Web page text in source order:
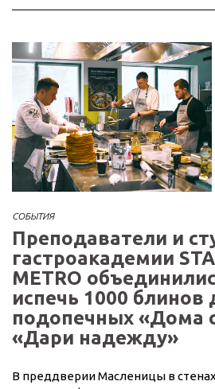
СОБЫТИЯ
Преподаватели и
гастроакадемии
METRO
испечь 1000 блинов
подопечных «Дома
«Дари надежду»
В преддверии Масленицы в